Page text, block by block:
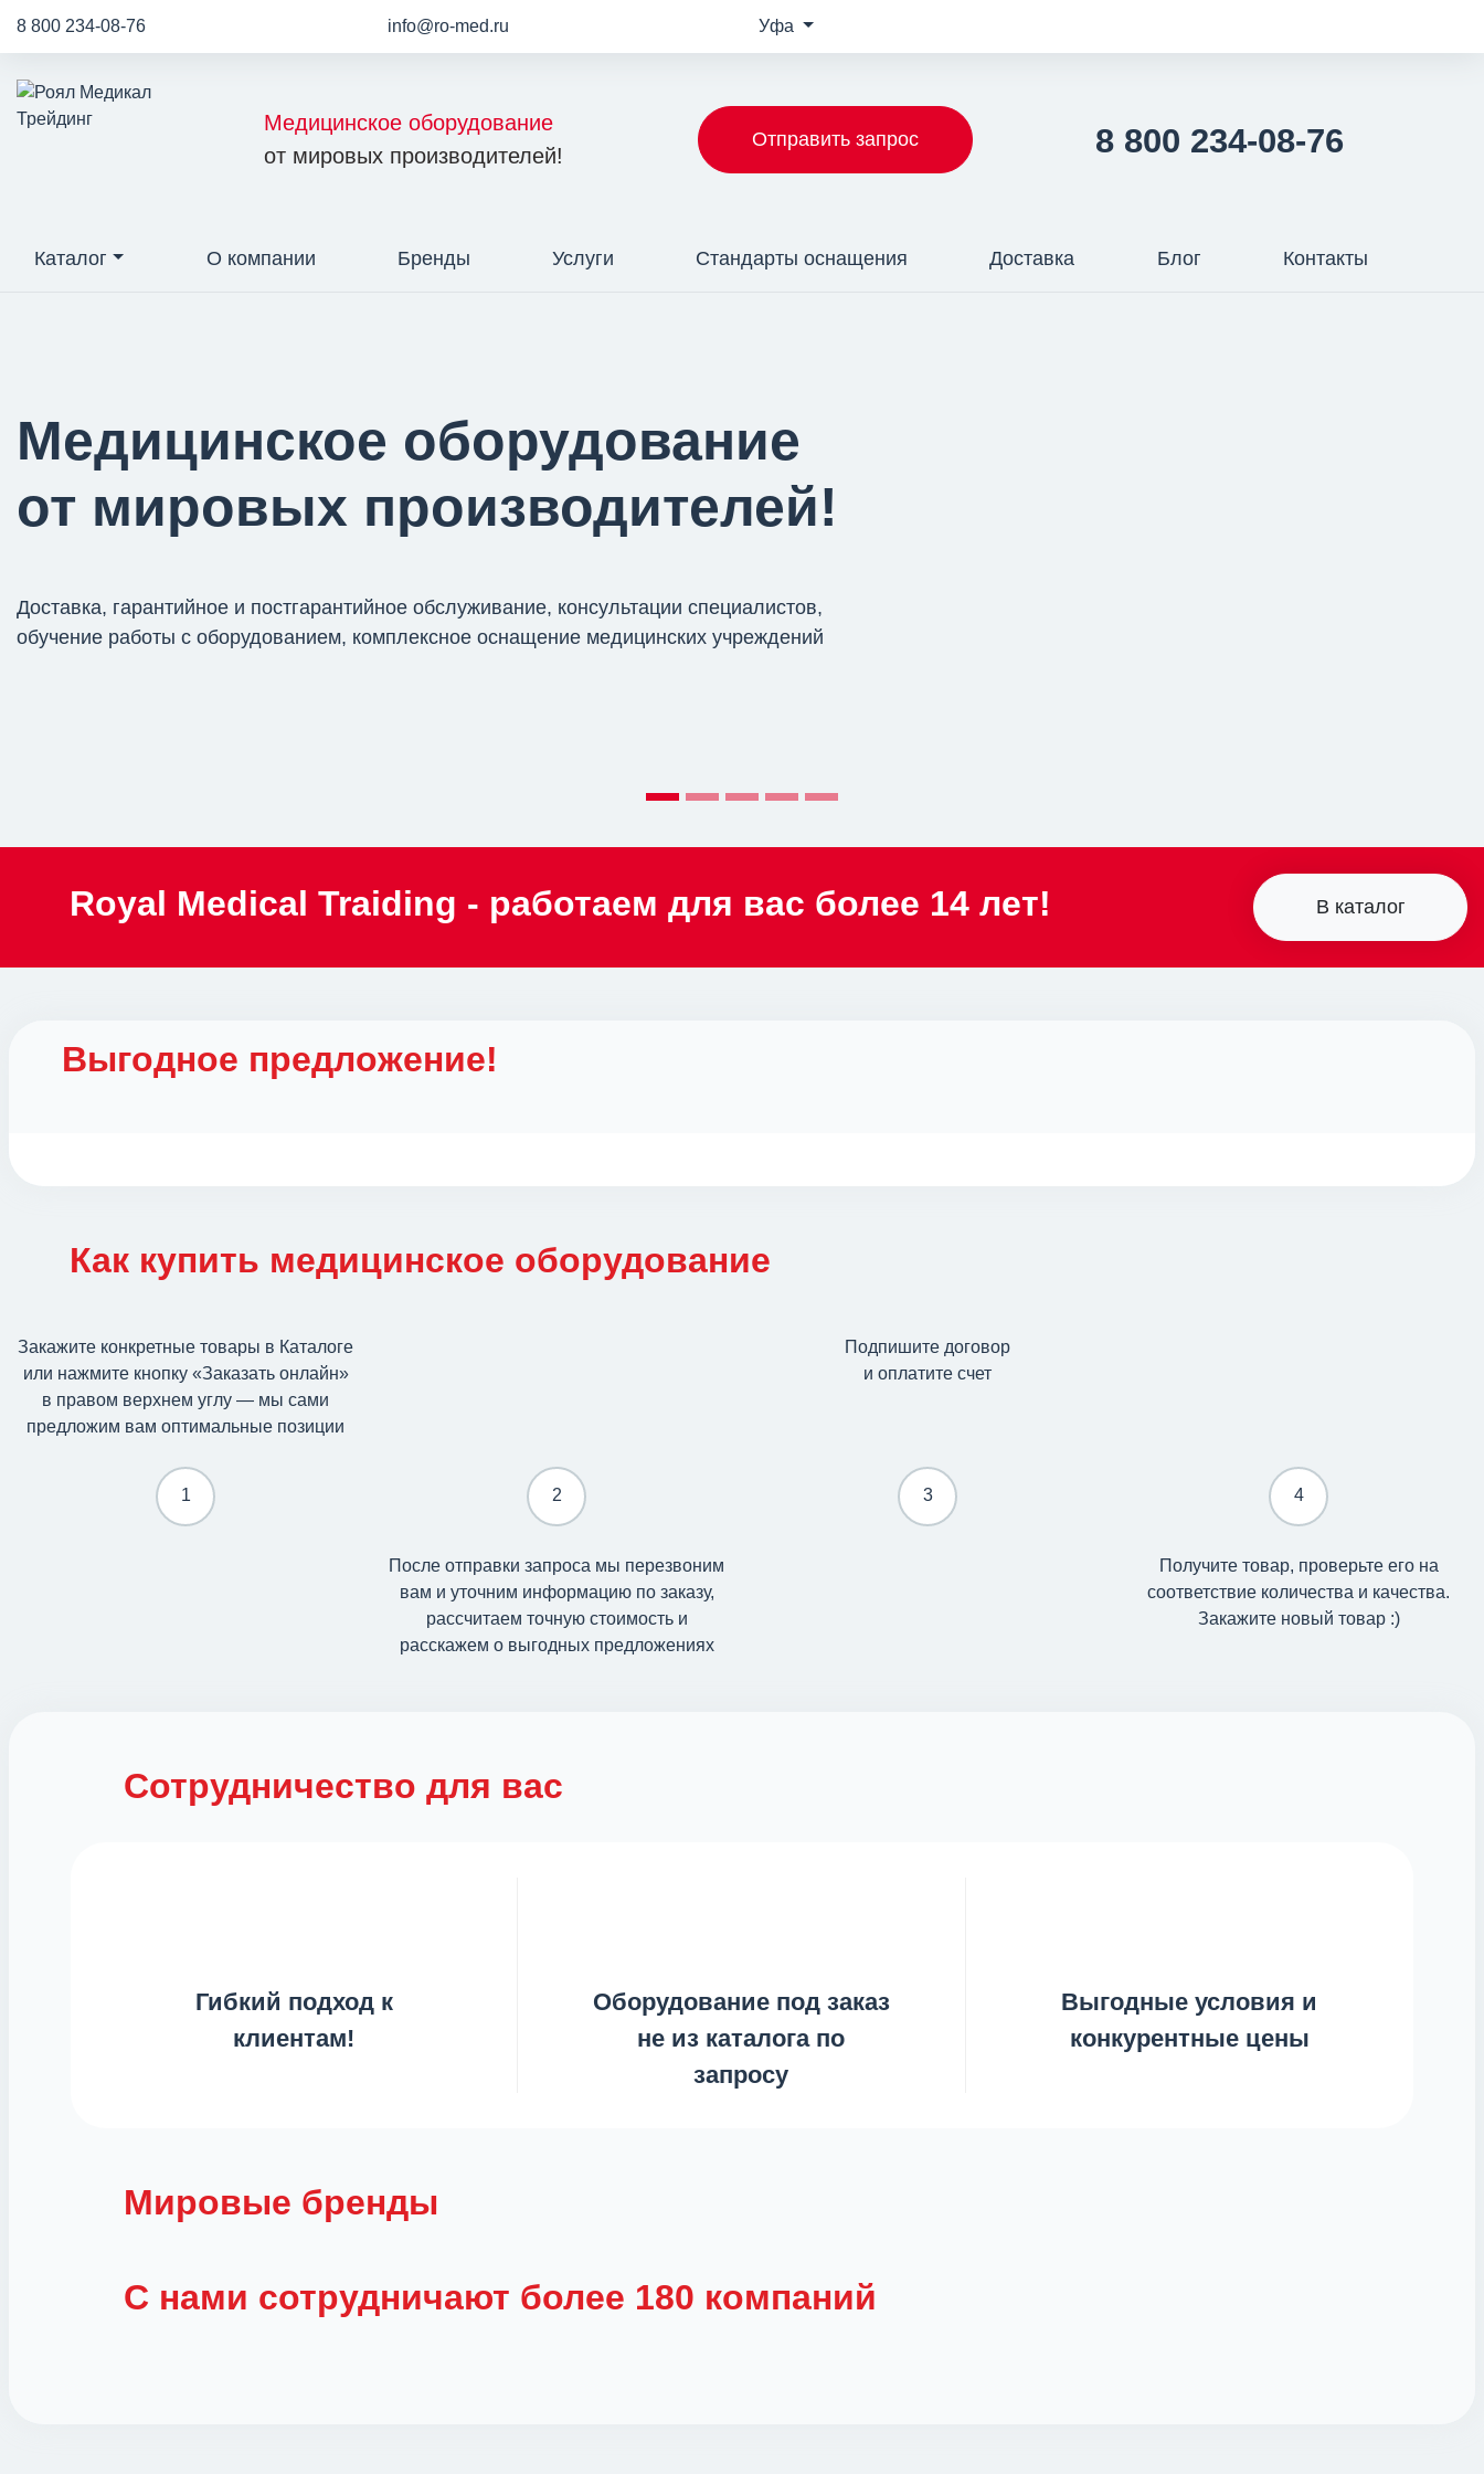
8 800 234-08-76 info@ro-med.ru Уфа
Медицинское оборудование
от мировых производителей!
Отправить запрос 8 800 234-08-76
Каталог О компании Бренды Услуги Стандарты оснащения Доставка Блог Контакты
Медицинское оборудование
от мировых производителей!
Доставка, гарантийное и постгарантийное обслуживание, консультации специалистов,
обучение работы с оборудованием, комплексное оснащение медицинских учреждений
Royal Medical Traiding - работаем для вас более 14 лет! В каталог
Выгодное предложение!
Как купить медицинское оборудование
Закажите конкретные товары в Каталоге
или нажмите кнопку «Заказать онлайн»
в правом верхнем углу — мы сами
предложим вам оптимальные позиции
Подпишите договор
и оплатите счет
1 2 3 4
После отправки запроса мы перезвоним
вам и уточним информацию по заказу,
рассчитаем точную стоимость и
расскажем о выгодных предложениях
Получите товар, проверьте его на
соответствие количества и качества.
Закажите новый товар :)
Сотрудничество для вас
Гибкий подход к
клиентам!
Оборудование под заказ
не из каталога по
запросу
Выгодные условия и
конкурентные цены
Мировые бренды
С нами сотрудничают более 180 компаний